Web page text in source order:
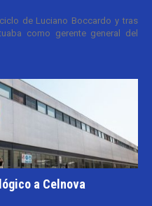
de Luciano Boccardo y tras
como gerente general del
a Celnova